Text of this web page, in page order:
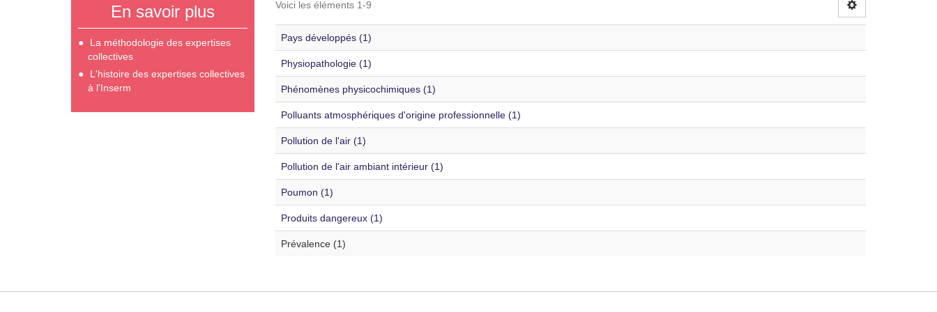
En savoir plus
La méthodologie des expertises
collectives
L'histoire des expertises collectives
à l'Inserm
Voici les éléments 1-9
Pays développés (1)
Physiopathologie (1)
Phénomènes physicochimiques (1)
Polluants atmosphériques d'origine professionnelle (1)
Pollution de l'air (1)
Pollution de l'air ambiant intérieur (1)
Poumon (1)
Produits dangereux (1)
Prévalence (1)